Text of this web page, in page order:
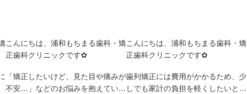
こんにちは、浦和もちまる歯科・矯
正歯科クリニックです✿
「矯正したいけど、見た目や痛みが
不安…」などのお悩みを抱えている
こんにちは、浦和もちまる歯科・矯
正歯科クリニックです✿
歯列矯正には費用がかかるため、少
しでも家計の負担を軽くしたいとお